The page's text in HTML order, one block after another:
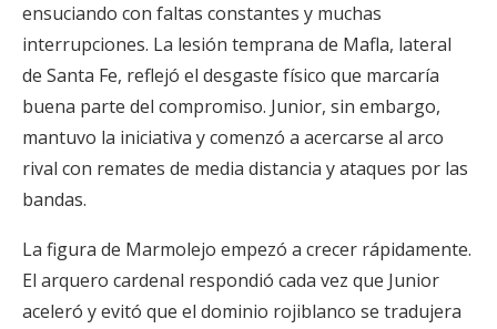
ensuciando con faltas constantes y muchas
interrupciones. La lesión temprana de Mafla, lateral
de Santa Fe, reflejó el desgaste físico que marcaría
buena parte del compromiso. Junior, sin embargo,
mantuvo la iniciativa y comenzó a acercarse al arco
rival con remates de media distancia y ataques por las
bandas.
La figura de Marmolejo empezó a crecer rápidamente.
El arquero cardenal respondió cada vez que Junior
aceleró y evitó que el dominio rojiblanco se tradujera